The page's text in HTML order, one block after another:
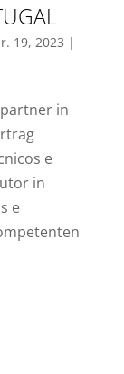
19, 2023 |
in
e
in
e